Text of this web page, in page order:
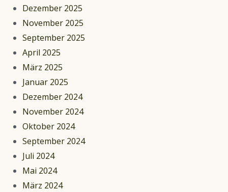
Dezember 2025
November 2025
September 2025
April 2025
März 2025
Januar 2025
Dezember 2024
November 2024
Oktober 2024
September 2024
Juli 2024
Mai 2024
März 2024